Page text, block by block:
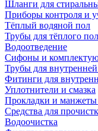
Шланги для
Приборы контроля и
Тёплый водяной пол
Трубы для тёплого
Водоотведение
Сифоны и
Трубы для
Фитинги для
Уплотнители и смазка
Прокладки и манжеты
Средства для
Водоочистка